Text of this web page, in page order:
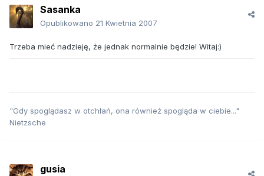
Sasanka
Opublikowano 21 Kwietnia 2007
Trzeba mieć nadzieję, że jednak normalnie będzie! Witaj:)
"Gdy spoglądasz w otchłań, ona również spogląda w ciebie..."
Nietzsche
gusia